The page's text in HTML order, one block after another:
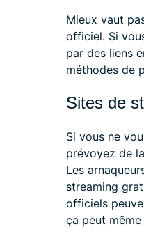
Mieux vaut
officiel. Si
par des liens
méthodes de
Sites de
Si vous ne
prévoyez de
Les
streaming
officiels
ça peut